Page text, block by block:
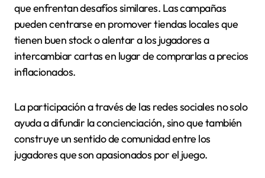
que enfrentan desafíos similares. Las campañas
pueden centrarse en promover tiendas locales que
tienen buen stock o alentar a los jugadores a
intercambiar cartas en lugar de comprarlas a precios
inflacionados.
La participación a través de las redes sociales no solo
ayuda a difundir la concienciación, sino que también
construye un sentido de comunidad entre los
jugadores que son apasionados por el juego.